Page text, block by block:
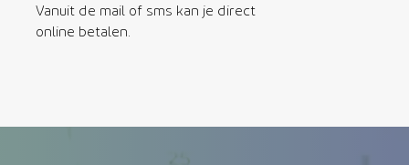
Vanuit de mail of sms kan je direct
online betalen.